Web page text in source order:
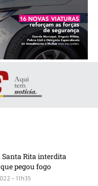
Rita interdita
pegou fogo
- 11h35